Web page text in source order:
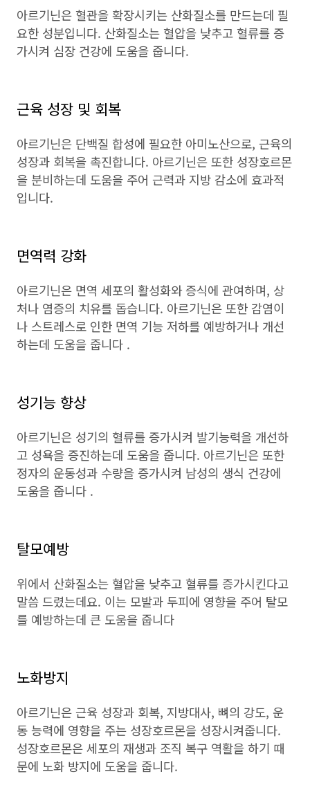
아르기닌은 혈관을 확장시키는 산화질소를 만드는데 필
요한 성분입니다. 산화질소는 혈압을 낮추고 혈류를 증
가시켜 심장 건강에 도움을 줍니다.
근육 성장 및 회복
아르기닌은 단백질 합성에 필요한 아미노산으로, 근육의
성장과 회복을 촉진합니다. 아르기닌은 또한 성장호르몬
을 분비하는데 도움을 주어 근력과 지방 감소에 효과적
입니다.
면역력 강화
아르기닌은 면역 세포의 활성화와 증식에 관여하며, 상
처나 염증의 치유를 돕습니다. 아르기닌은 또한 감염이
나 스트레스로 인한 면역 기능 저하를 예방하거나 개선
하는데 도움을 줍니다 .
성기능 향상
아르기닌은 성기의 혈류를 증가시켜 발기능력을 개선하
고 성욕을 증진하는데 도움을 줍니다. 아르기닌은 또한
정자의 운동성과 수량을 증가시켜 남성의 생식 건강에
도움을 줍니다 .
탈모예방
위에서 산화질소는 혈압을 낮추고 혈류를 증가시킨다고
말씀 드렸는데요. 이는 모발과 두피에 영향을 주어 탈모
를 예방하는데 큰 도움을 줍니다
노화방지
아르기닌은 근육 성장과 회복, 지방대사, 뼈의 강도, 운
동 능력에 영향을 주는 성장호르몬을 성장시켜줍니다.
성장호르몬은 세포의 재생과 조직 복구 역활을 하기 때
문에 노화 방지에 도움을 줍니다.